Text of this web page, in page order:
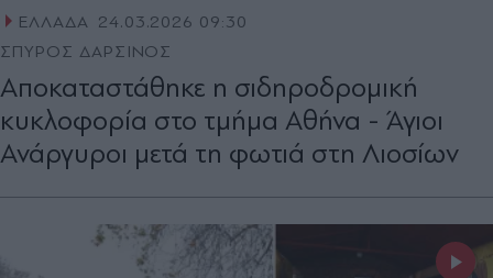
ΕΛΛΑΔΑ 24.03.2026 09:30
ΣΠΥΡΟΣ ΔΑΡΣΙΝΟΣ
Αποκαταστάθηκε η σιδηροδρομική
κυκλοφορία στο τμήμα Αθήνα - Άγιοι
Ανάργυροι μετά τη φωτιά στη Λιοσίων